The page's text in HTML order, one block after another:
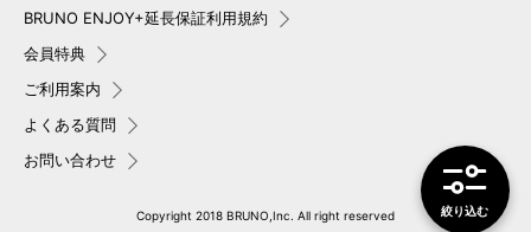
絞り込み
BRUNO ENJOY+延長保証利用規約
会員特典
ご利用案内
よくある質問
お問い合わせ
Copyright 2018 BRUNO,Inc. All right reserved